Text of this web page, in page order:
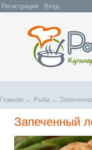
Регистрация Вход
Главная → Рыба →
Запеченный